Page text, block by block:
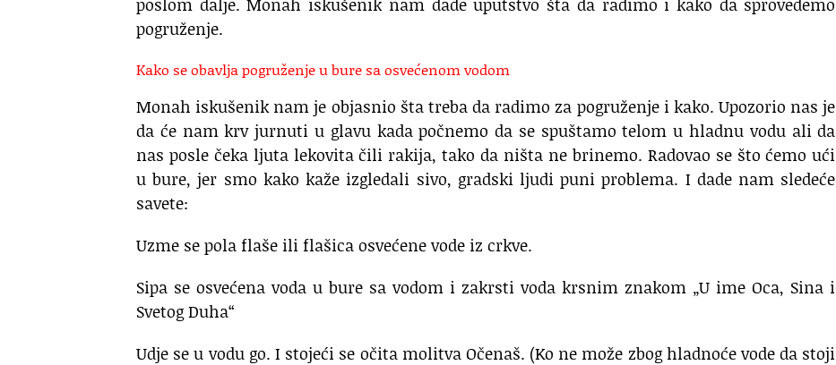
pogruženje.
Kako se obavlja pogruženje u bure sa osvećenom vodom
Monah iskušenik nam je objasnio šta treba da radimo za pogruženje i kako. Upozorio nas je
da će nam krv jurnuti u glavu kada počnemo da se spuštamo telom u hladnu vodu ali da
nas posle čeka ljuta lekovita čili rakija, tako da ništa ne brinemo. Radovao se što ćemo ući
u bure, jer smo kako kaže izgledali sivo, gradski ljudi puni problema. I dade nam sledeće
savete:
Uzme se pola flaše ili flašica osvećene vode iz crkve.
Sipa se osvećena voda u bure sa vodom i zakrsti voda krsnim znakom „U ime Oca, Sina i
Svetog Duha“
Udje se u vodu go. I stojeći se očita molitva Očenaš. (Ko ne može zbog hladnoće vode da stoji